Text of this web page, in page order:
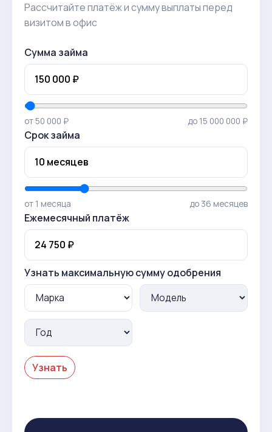
Рассчитайте платёж и сумму выплаты перед
визитом в офис
Сумма займа
от 50 000 ₽ до 15 000 000 ₽
Срок займа
от 1 месяца до 36 месяцев
Ежемесячный платёж
Узнать максимальную сумму одобрения
Узнать